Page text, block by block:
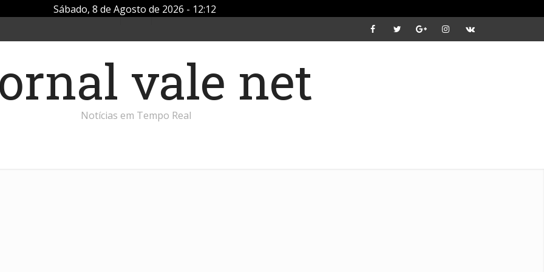
Sábado, 8 de Agosto de 2026 - 12:12
Notícias em Tempo Real